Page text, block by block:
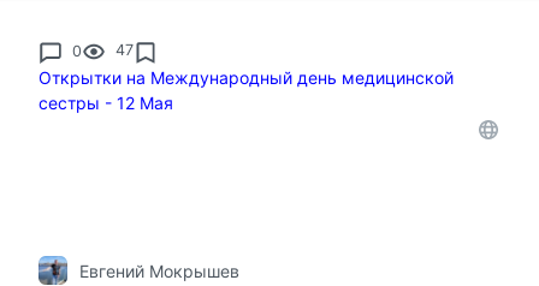
0 47
Открытки на Международный день медицинской
сестры - 12 Мая
Евгений Мокрышев